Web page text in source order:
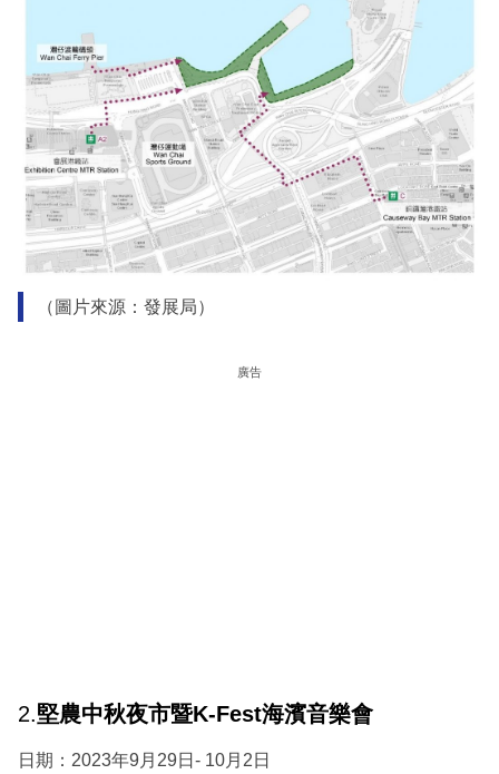
（圖片來源：發展局）
廣告
2.堅農中秋夜市暨K-Fest海濱音樂會
日期：2023年9月29日- 10月2日